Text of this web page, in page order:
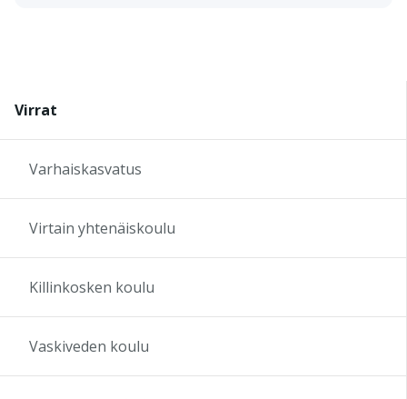
Virrat
Varhaiskasvatus
Virtain yhtenäiskoulu
Killinkosken koulu
Vaskiveden koulu